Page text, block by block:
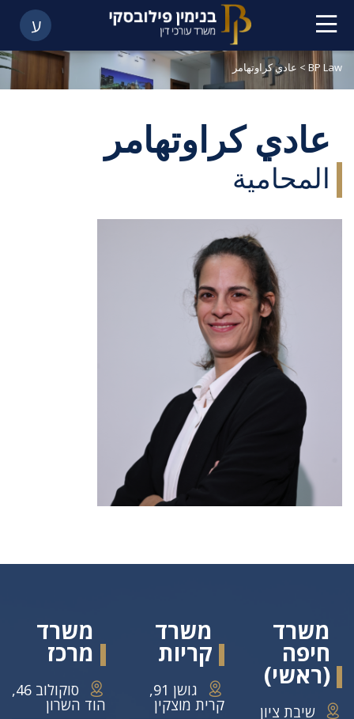
ע
BP Law
> عادي كراوتهامر
عادي كراوتهامر
المحامية
משרד
חיפה
(ראשי)
שיבת ציון
משרד
קריות
גושן 91,
קרית מוצקין
משרד
מרכז
סוקולוב 46,
הוד השרון